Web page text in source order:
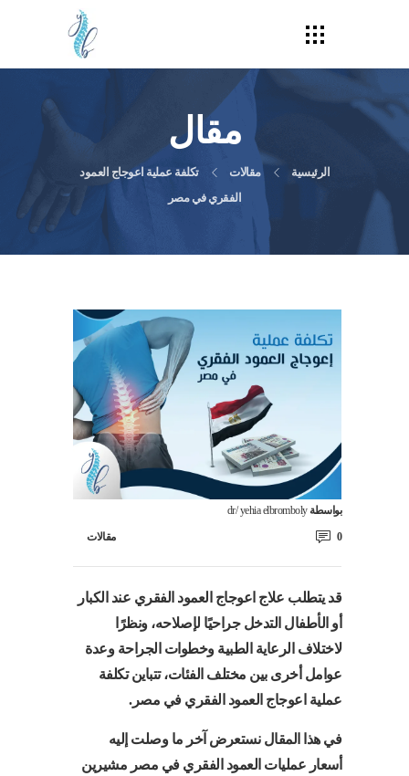
مقال
الرئيسية مقالات
تكلفة عملية اعوجاج العمود
الفقري في مصر
بواسطةdr/ yehia elbromboly
مقالات 0
قد يتطلب علاج اعوجاج العمود الفقري عند الكبار
أو الأطفال التدخل جراحيًا لإصلاحه، ونظرًا
لاختلاف الرعاية الطبية وخطوات الجراحة وعدة
عوامل أخرى بين مختلف الفئات، تتباين تكلفة
عملية اعوجاج العمود الفقري في مصر.
في هذا المقال نستعرض آخر ما وصلت إليه
أسعار عمليات العمود الفقري في مصر مشيرين